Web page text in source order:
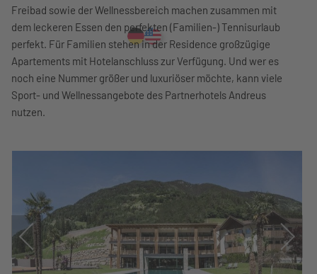
Freibad sowie der Wellnessbereich machen zusammen mit
dem leckeren Essen den perfekten (Familien-) Tennisurlaub
perfekt. Für Familien stehen in der Residence großzügige
Apartements mit Hotelanschluss zur Verfügung. Und wer es
noch eine Nummer größer und luxuriöser möchte, kann viele
Sport- und Wellnessangebote des Partnerhotels Andreus
nutzen.